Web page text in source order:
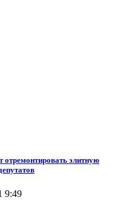
отремонтировать элитную
9:49